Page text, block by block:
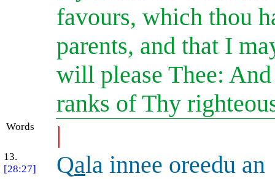
favours, which thou
parents, and that I
will please Thee:
ranks of Thy
Words |
13.
[28:27]
Qala innee oreedu an